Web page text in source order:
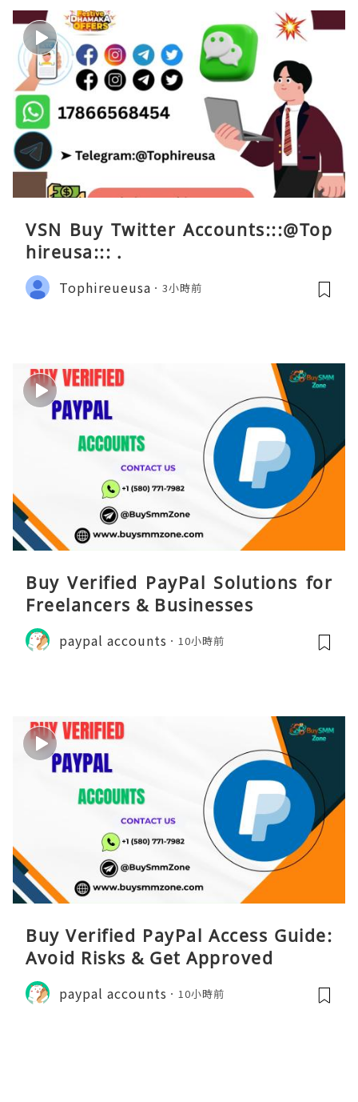
VSN Buy Twitter Accounts:::@Top
hireusa::: .
Tophireueusa 3小時前
Buy Verified PayPal Solutions for
Freelancers & Businesses
paypal accounts 10小時前
Buy Verified PayPal Access Guide:
Avoid Risks & Get Approved
paypal accounts 10小時前